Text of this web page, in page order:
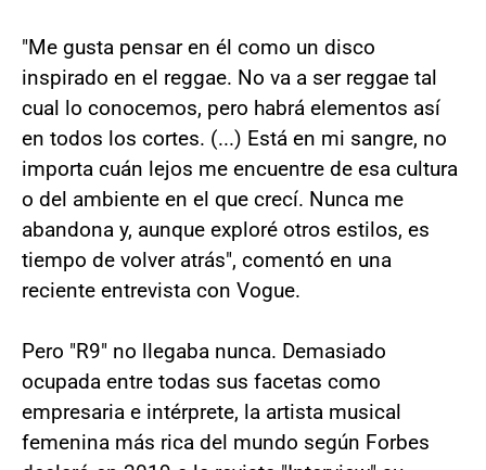
"Me gusta pensar en él como un disco
inspirado en el reggae. No va a ser reggae tal
cual lo conocemos, pero habrá elementos así
en todos los cortes. (...) Está en mi sangre, no
importa cuán lejos me encuentre de esa cultura
o del ambiente en el que crecí. Nunca me
abandona y, aunque exploré otros estilos, es
tiempo de volver atrás", comentó en una
reciente entrevista con Vogue.
Pero "R9" no llegaba nunca. Demasiado
ocupada entre todas sus facetas como
empresaria e intérprete, la artista musical
femenina más rica del mundo según Forbes